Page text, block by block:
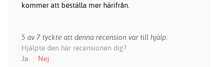
kommer att beställa mer härifrån.
5 av 7 tyckte att denna recension var till hjälp.
Hjälpte den här recensionen dig?
Ja
Nej